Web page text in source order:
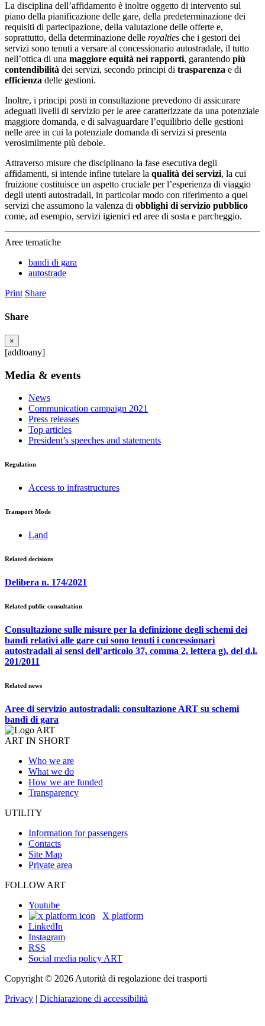
La disciplina dell’affidamento è inoltre oggetto di intervento sul
piano della pianificazione delle gare, della predeterminazione dei
requisiti di partecipazione, della valutazione delle offerte e,
soprattutto, della determinazione delle royalties che i gestori dei
servizi sono tenuti a versare al concessionario autostradale, il tutto
nell’ottica di una maggiore equità nei rapporti, garantendo più
contendibilità dei servizi, secondo principi di trasparenza e di
efficienza delle gestioni.
Inoltre, i principi posti in consultazione prevedono di assicurare
adeguati livelli di servizio per le aree caratterizzate da una potenziale
maggiore domanda, e di salvaguardare l’equilibrio delle gestioni
nelle aree in cui la potenziale domanda di servizi si presenta
verosimilmente più debole.
Attraverso misure che disciplinano la fase esecutiva degli
affidamenti, si intende infine tutelare la qualità dei servizi, la cui
fruizione costituisce un aspetto cruciale per l’esperienza di viaggio
degli utenti autostradali, in particolar modo con riferimento a quei
servizi che assumono la valenza di obblighi di servizio pubblico
come, ad esempio, servizi igienici ed aree di sosta e parcheggio.
Aree tematiche
bandi di gara
autostrade
Print Share
Share
×
[addtoany]
Media & events
News
Communication campaign 2021
Press releases
Top articles
President’s speeches and statements
Regulation
Access to infrastructures
Transport Mode
Land
Related decisions
Delibera n. 174/2021
Related public consultation
Consultazione sulle misure per la definizione degli schemi dei
bandi relativi alle gare cui sono tenuti i concessionari
autostradali ai sensi dell’articolo 37, comma 2, lettera g), del d.l.
201/2011
Related news
Aree di servizio autostradali: consultazione ART su schemi
bandi di gara
ART IN SHORT
Who we are
What we do
How we are funded
Transparency
UTILITY
Information for passengers
Contacts
Site Map
Private area
FOLLOW ART
Youtube
X platform
LinkedIn
Instagram
RSS
Social media policy ART
Copyright © 2026 Autorità di regolazione dei trasporti
Privacy | Dichiarazione di accessibilità